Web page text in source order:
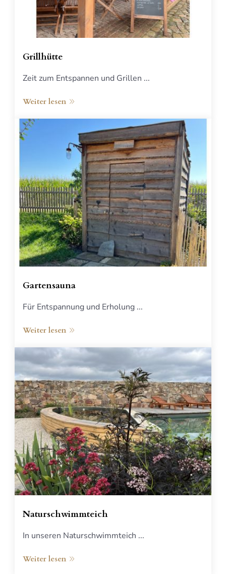
Grillhütte
Zeit zum Entspannen und Grillen ...
Weiter lesen
Gartensauna
Für Entspannung und Erholung ...
Weiter lesen
Naturschwimmteich
In unseren Naturschwimmteich ...
Weiter lesen